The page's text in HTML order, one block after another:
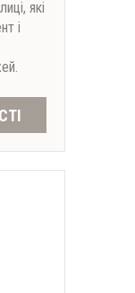
які
і